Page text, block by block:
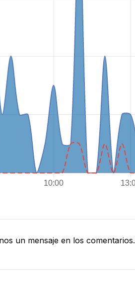
un mensaje en los comentarios.